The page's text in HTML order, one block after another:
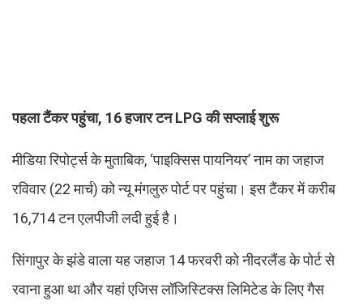
पहला टैंकर पहुंचा, 16 हजार टन LPG की सप्लाई शुरू
मीडिया रिपोर्ट्स के मुताबिक, ‘पाइक्सिस पायनियर’ नाम का जहाज
रविवार (22 मार्च) को न्यू मंगलुरु पोर्ट पर पहुंचा। इस टैंकर में करीब
16,714 टन एलपीजी लदी हुई है।
सिंगापुर के झंडे वाला यह जहाज 14 फरवरी को नीदरलैंड के पोर्ट से
रवाना हुआ था और यहां एजिस लॉजिस्टिक्स लिमिटेड के लिए गैस